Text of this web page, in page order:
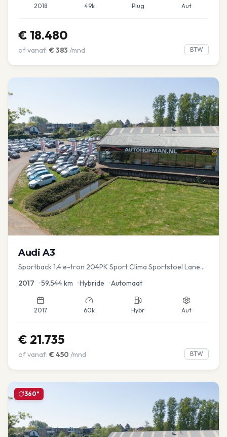
2018 49k Plug Aut
€ 18.480
of vanaf: € 383 /mnd BTW
Audi A3
Sportback 1.4 e-tron 204PK Sport Clima Sportstoel Lane
2017 •59.544km •Hybride •Automaat
2017 60k Hybr Aut
€ 21.735
of vanaf: € 450 /mnd BTW
360°